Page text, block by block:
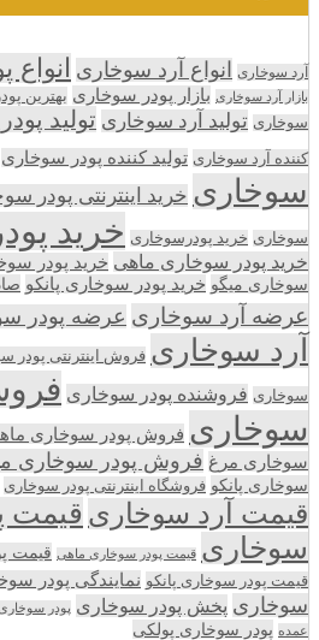
آرد سوخاری انواع آرد سوخاری
بازار آرد سوخاری بازار پودر سوخاری بهترین
سوخاری تولید آرد سوخاری تولید
کننده آرد سوخاری تولید کننده پودر سوخاری
سوخاری خرید اینترنتی پودر
سوخاری خرید پودرسوخاری خرید
خرید پودر سوخاری ماهی خرید پودر
سوخاری میگو خرید پودر سوخاری پانکو
عرضه آرد سوخاری عرضه پودر
آرد سوخاری فروش اینترنتی پودر
سوخاری فروشنده پودر سوخاری
سوخاری فروش پودر سوخاری
سوخاری مرغ فروش پودر سوخاری
سوخاری پانکو فروشگاه اینترنتی پودر سوخاری
قیمت آرد سوخاری قیمت
سوخاری قیمت پودر سوخاری ماهی قیمت
قیمت پودر سوخاری پانکو نمایندگی پودر
سوخاری پخش پودر سوخاری پودر
عمده پودر سوخاری پولکی